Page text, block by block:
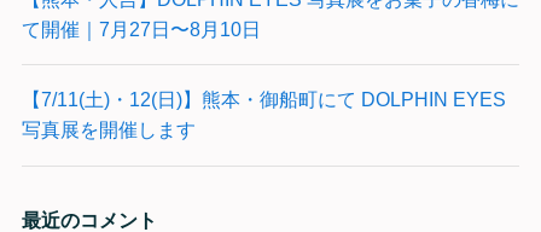
て開催｜7月27日〜8月10日
【7/11(土)・12(日)】熊本・御船町にて DOLPHIN EYES
写真展を開催します
最近のコメント